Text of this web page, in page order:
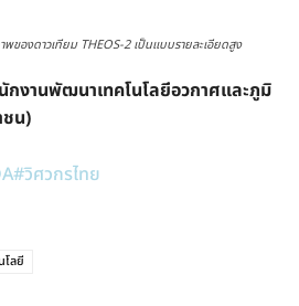
องดาวเทียม THEOS-2 เป็นแบบรายละเอียดสูง
กงานพัฒนาเทคโนโลยีอวกาศและภูมิ
ชน)
#วิศวกรไทย
โลยี